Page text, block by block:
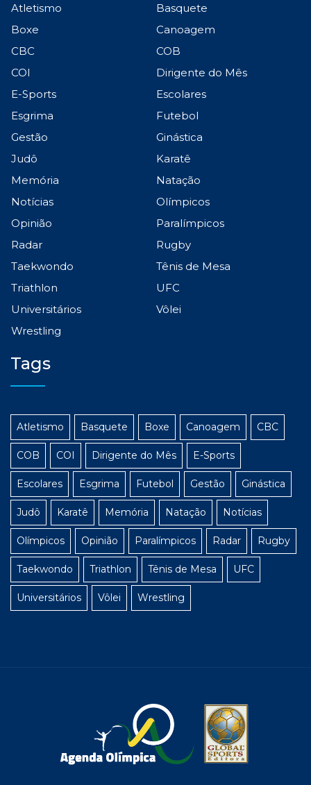
Atletismo
Basquete
Boxe
Canoagem
CBC
COB
COI
Dirigente do Mês
E-Sports
Escolares
Esgrima
Futebol
Gestão
Ginástica
Judô
Karatê
Memória
Natação
Notícias
Olímpicos
Opinião
Paralímpicos
Radar
Rugby
Taekwondo
Tênis de Mesa
Triathlon
UFC
Universitários
Vôlei
Wrestling
Tags
Atletismo Basquete Boxe Canoagem CBC
COB COI Dirigente do Mês E-Sports
Escolares Esgrima Futebol Gestão Ginástica
Judô Karatê Memória Natação Notícias
Olímpicos Opinião Paralímpicos Radar Rugby
Taekwondo Triathlon Tênis de Mesa UFC
Universitários Vôlei Wrestling